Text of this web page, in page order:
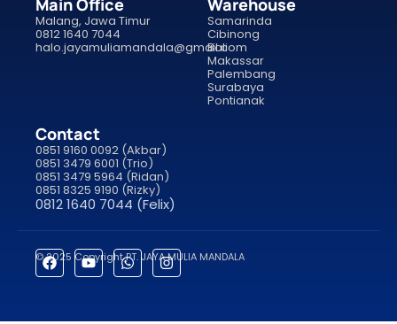
Main Office
Malang, Jawa Timur
0812 1640 7044
halo.jayamuliamandala@gmail.com
Warehouse
Samarinda
Cibinong
Bali
Makassar
Palembang
Surabaya
Pontianak
Contact
0851 9160 0092 (Akbar)
0851 3479 6001 (Trio)
0851 3479 5964 (Ridan)
0851 8325 9190 (Rizky)
0812 1640 7044 (Felix)
© 2025 Copyright PT. JAYA MULIA MANDALA